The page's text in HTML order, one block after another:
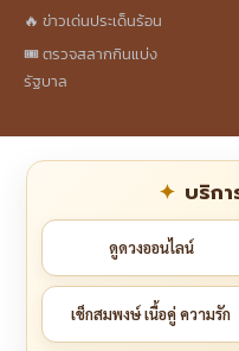
🔥 ข่าวเด่นประเด็นร้อน
🎟️ ตรวจสลากกินแบ่ง
รัฐบาล
บริก
ดูดวงออนไลน์
เช็กสมพงษ์ เนื้อคู่ ความรัก